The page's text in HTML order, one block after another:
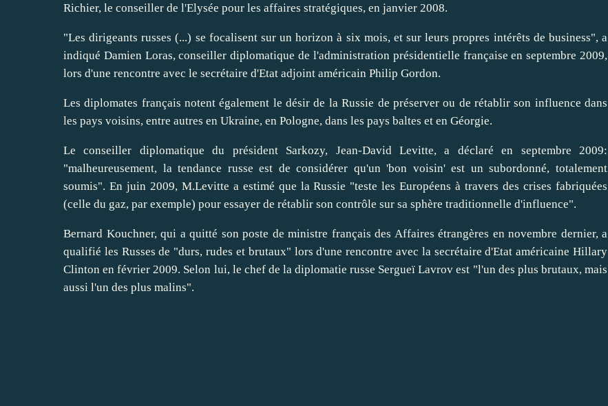
Richier, le conseiller de l'Elysée pour les affaires stratégiques, en janvier 2008.
"Les dirigeants russes (...) se focalisent sur un horizon à six mois, et sur leurs propres intérêts de business", a
indiqué Damien Loras, conseiller diplomatique de l'administration présidentielle française en septembre 2009,
lors d'une rencontre avec le secrétaire d'Etat adjoint américain Philip Gordon.
Les diplomates français notent également le désir de la Russie de préserver ou de rétablir son influence dans
les pays voisins, entre autres en Ukraine, en Pologne, dans les pays baltes et en Géorgie.
Le conseiller diplomatique du président Sarkozy, Jean-David Levitte, a déclaré en septembre 2009:
"malheureusement, la tendance russe est de considérer qu'un 'bon voisin' est un subordonné, totalement
soumis". En juin 2009, M.Levitte a estimé que la Russie "teste les Européens à travers des crises fabriquées
(celle du gaz, par exemple) pour essayer de rétablir son contrôle sur sa sphère traditionnelle d'influence".
Bernard Kouchner, qui a quitté son poste de ministre français des Affaires étrangères en novembre dernier, a
qualifié les Russes de "durs, rudes et brutaux" lors d'une rencontre avec la secrétaire d'Etat américaine Hillary
Clinton en février 2009. Selon lui, le chef de la diplomatie russe Sergueï Lavrov est "l'un des plus brutaux, mais
aussi l'un des plus malins".